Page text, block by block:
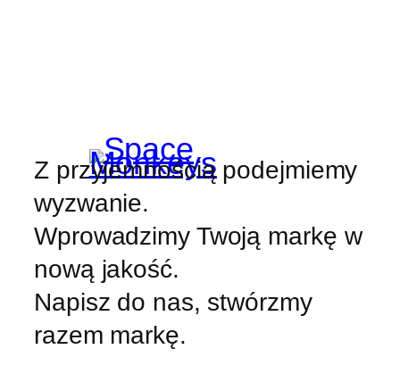
Z przyjemnością podejmiemy
wyzwanie.
Wprowadzimy Twoją markę w
nową jakość.
Napisz do nas, stwórzmy
razem markę.